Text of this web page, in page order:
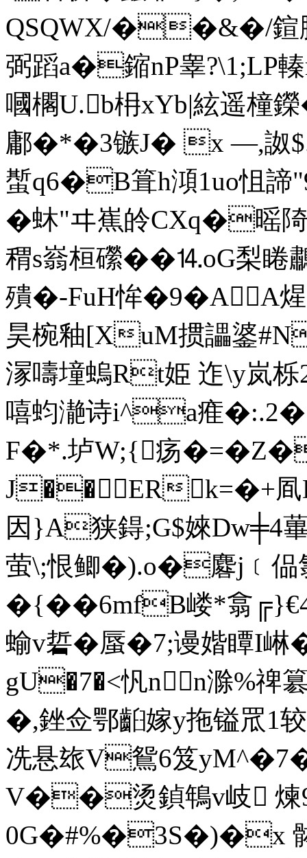
QSQWX/��&�/鍹
弼蹈a�鏥nP睾
嘓櫊U.b枏xYb|絃遥
鄘�*�3镞J� x —,詉
蟴q6�B箿h澒1uo怚
�蚞"ヰ嶣皊CXq�暚
稩s嵡桓礯��⒕oG梨睠
殨�-FuH恈�9� AA
昊椀釉[XuM掼讄錃
溕嚋墥螐Rt姫 迮\y岚
嘻蚐濪诗i^a痽�:.2�
F�*.垆W;{疡
J��ERk=�+
因}A狭鍀;G$婡Dw╪4
萤\;恨鲫�).o�麔j﹝偘
�{��6mfB嵝*翕
蝓v硩�蜃�7;谩媘瞫I
gU�7�<忛nn滁%禆
�,銼佥鄂齨嫁y拖镒罛1
冼悬玈V鴛6笈
V��烫鍞鵇v岐 煉
0G�#%�3S�)�x 骵